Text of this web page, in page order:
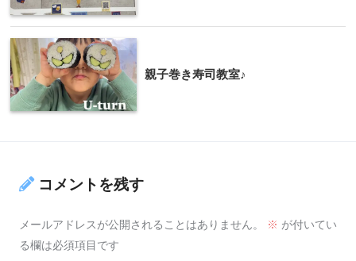
親子巻き寿司教室♪
コメントを残す
メールアドレスが公開されることはありません。 ※ が付いてい
る欄は必須項目です